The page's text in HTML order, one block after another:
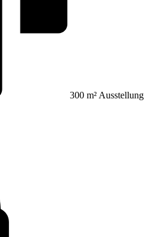
300 m² Ausstellung